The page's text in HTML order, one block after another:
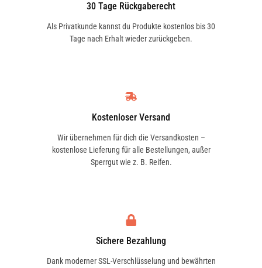
30 Tage Rückgaberecht
Als Privatkunde kannst du Produkte kostenlos bis 30
Tage nach Erhalt wieder zurückgeben.
Kostenloser Versand
Wir übernehmen für dich die Versandkosten –
kostenlose Lieferung für alle Bestellungen, außer
Sperrgut wie z. B. Reifen.
Sichere Bezahlung
Dank moderner SSL-Verschlüsselung und bewährten